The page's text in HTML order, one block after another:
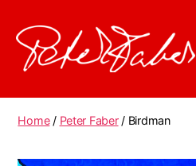
Faber
Home/ Peter Faber/ Birdman